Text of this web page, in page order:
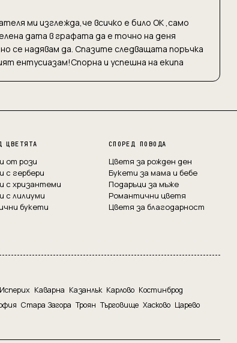
ми изглежда,че всичко е било ОК ,само
дата в графата да е точно на деня
се надявам да. Спазите следващата поръчка
ентусиазам!Спорна и успешна на екипа
ЦВЕТЯТА
от рози
с гербери
с хризантеми
с лилиуми
букети
СПОРЕД ПОВОДА
Цветя за рожден ден
Букети за мама и бебе
Подаръци за мъже
Романтични цветя
Цветя за благодарност
Исперих Каварна Казанлък Карлово Костинброд
Стара Загора Троян Търговище Хасково Царево